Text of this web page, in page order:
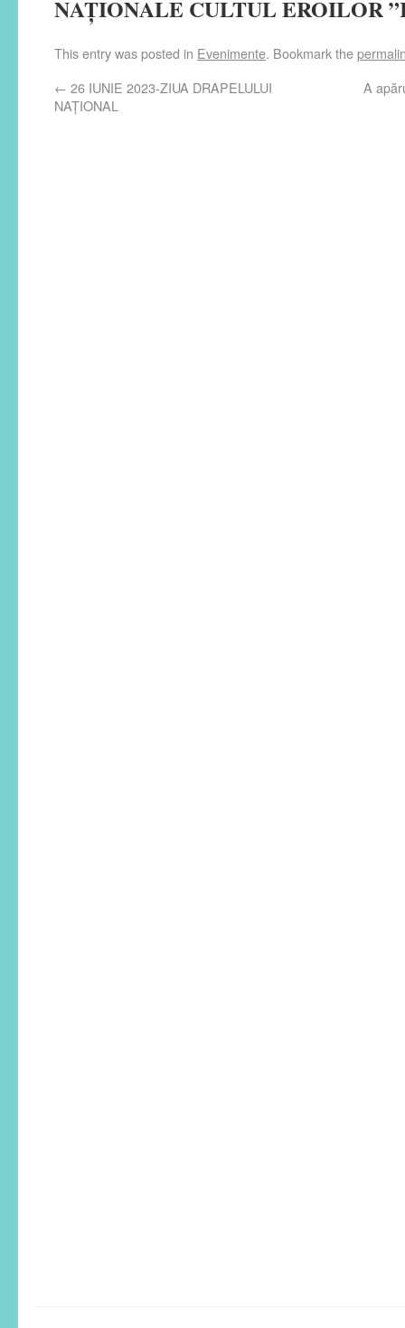
NAȚIONALE CULTUL EROILOR
This entry was posted in Evenimente. Bookmark the
← 26 IUNIE 2023-ZIUA DRAPELULUI
NAȚIONAL
A